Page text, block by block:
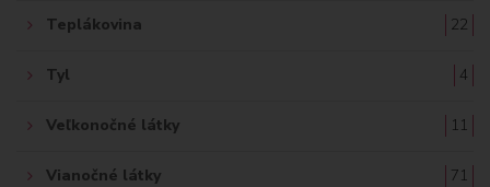
Teplákovina 22
Tyl 4
Veľkonočné látky 11
Vianočné látky 71